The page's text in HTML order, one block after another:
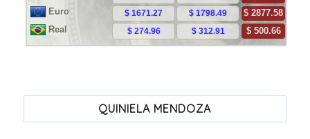
QUINIELA MENDOZA